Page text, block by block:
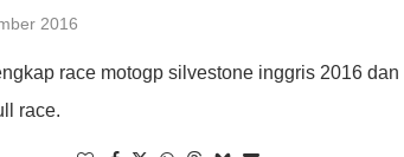
2016
race motogp silvestone inggris 2016 dan
race.